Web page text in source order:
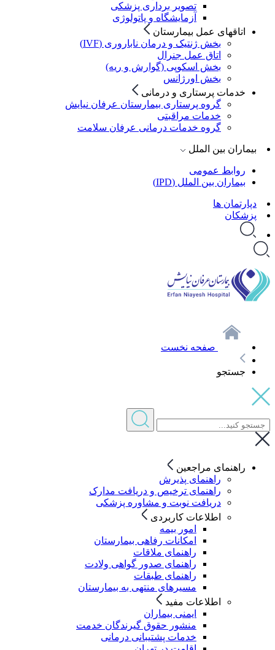
تصویر برداری پزشکی
آزمایشگاه و پاتولوژی
اتاقهای عمل بیمارستان
بخش ژنتیک و درمان ناباروری (IVF)
اتاق عمل جنرال
بخش اسکوپی (گوارش و ریه)
بخش اورژانس
خدمات پرستاری و درمانی
گروه پرستاری بیمارستان عرفان نیایش
خدمات مراقبتی
گروه خدمات درمانی عرفان سلامت
بیماران بین الملل
روابط عمومی
بیماران بین الملل (IPD)
دپارتمان ها
پزشکان
صفحه نخست
جستجو
راهنمای مراجعین
راهنمای پذیرش
راهنمای ترخیص و دریافت مدارک
دریافت نوبت و مشاوره پزشکی
اطلاعات کاربردی
امور بیمه
امکانات رفاهی بیمارستان
راهنمای ملاقات
راهنمای صدور گواهی ولادت
راهنمای طبقات
مسیرهای منتهی به بیمارستان
اطلاعات مفید
ایمنی بیماران
منشور حقوق گیرندگان خدمت
خدمات پشتیبانی درمانی